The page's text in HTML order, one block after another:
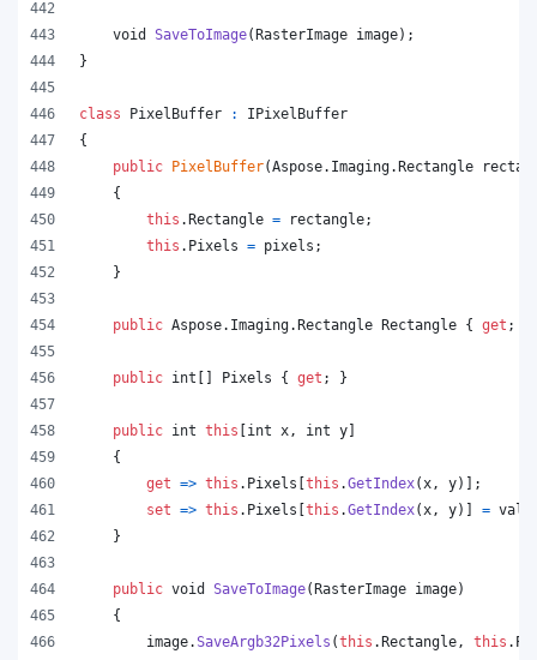
void SaveToImage(RasterImage image) ;
}
class PixelBuffer :
IPixelBuffer
{
public PixelBuffer(Aspose. Imaging.Rectangle
{
this .Rectangle = rectangle;
this . Pixels = pixels ;
}
public Aspose. Imaging.Rectangle Rectangle { get ;
public int [ ] Pixels { get ; }
public int this [int x , int y]
{
get => this . Pixels [this .GetIndex( x , y) ] ;
set => this . Pixels [this .GetIndex( x , y) ] =
}
public void SaveToImage(RasterImage image)
{
image.SaveArgb32Pixels (this .Rectangle , this .